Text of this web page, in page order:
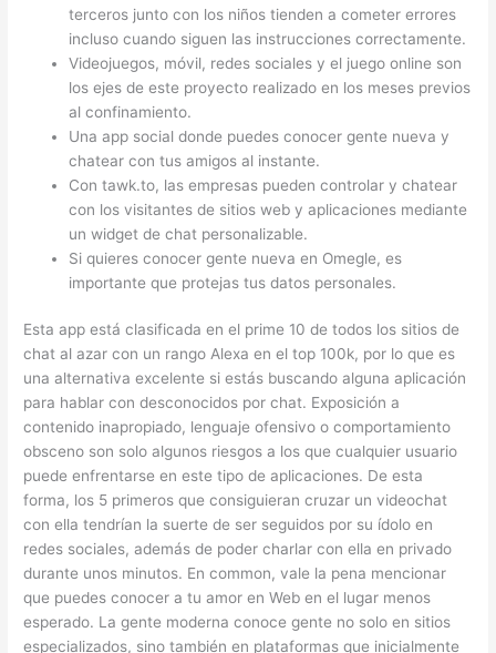
terceros junto con los niños tienden a cometer errores
incluso cuando siguen las instrucciones correctamente.
Videojuegos, móvil, redes sociales y el juego online son
los ejes de este proyecto realizado en los meses previos
al confinamiento.
Una app social donde puedes conocer gente nueva y
chatear con tus amigos al instante.
Con tawk.to, las empresas pueden controlar y chatear
con los visitantes de sitios web y aplicaciones mediante
un widget de chat personalizable.
Si quieres conocer gente nueva en Omegle, es
importante que protejas tus datos personales.
Esta app está clasificada en el prime 10 de todos los sitios de
chat al azar con un rango Alexa en el top 100k, por lo que es
una alternativa excelente si estás buscando alguna aplicación
para hablar con desconocidos por chat. Exposición a
contenido inapropiado, lenguaje ofensivo o comportamiento
obsceno son solo algunos riesgos a los que cualquier usuario
puede enfrentarse en este tipo de aplicaciones. De esta
forma, los 5 primeros que consiguieran cruzar un videochat
con ella tendrían la suerte de ser seguidos por su ídolo en
redes sociales, además de poder charlar con ella en privado
durante unos minutos. En common, vale la pena mencionar
que puedes conocer a tu amor en Web en el lugar menos
esperado. La gente moderna conoce gente no solo en sitios
especializados, sino también en plataformas que inicialmente